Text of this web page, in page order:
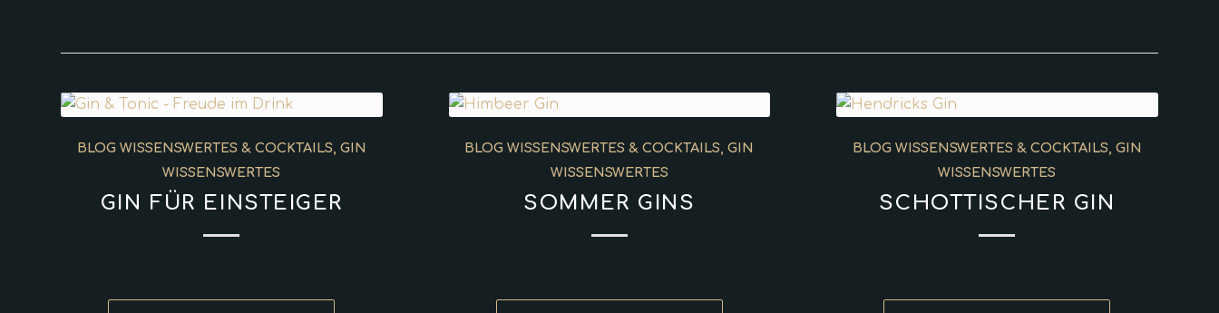
BLOG WISSENSWERTES & COCKTAILS, GIN
WISSENSWERTES
GIN FÜR EINSTEIGER
BLOG WISSENSWERTES & COCKTAILS ,GIN
WISSENSWERTES
SOMMER GINS
BLOG WISSENSWERTES & COCKTAILS, GIN
WISSENSWERTES
SCHOTTISCHER GIN